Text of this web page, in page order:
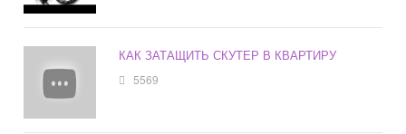
КАК ЗАТАЩИТЬ СКУТЕР В КВАРТИРУ
5569